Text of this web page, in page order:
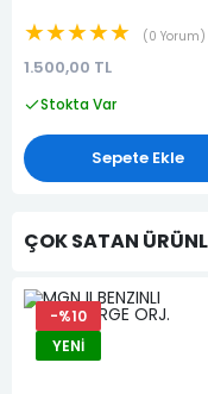
★★★★★ 0 Yorum
1.500,00 TL
Stokta Var
Sepete Ekle
ÇOK SATAN
-%10
YENI